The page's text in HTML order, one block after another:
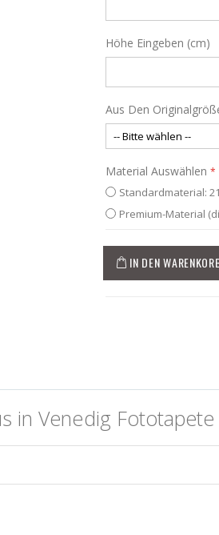
Höhe Eingeben (cm)
Aus Den
Material Auswählen
Standardmaterial:
Premium-Material
IN DEN
in Venedig Fototapete